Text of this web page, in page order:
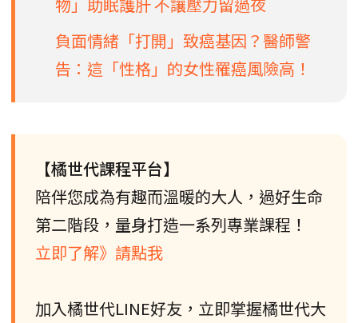
負面情緒「打開」致癌基因？醫師警
告：這「性格」的女性罹癌風險高！
【橘世代課程平台】
陪伴您成為有趣而溫暖的大人，過好生命
第二階段，量身打造一系列專業課程！
立即了解》請點我
加入橘世代LINE好友，立即掌握橘世代大